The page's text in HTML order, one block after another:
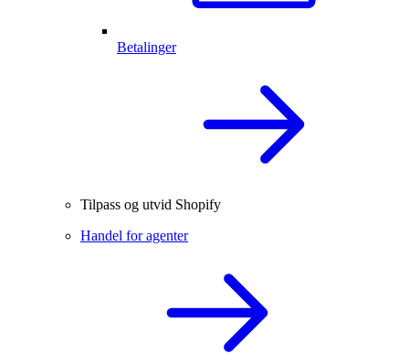
Betalinger
Tilpass og utvid Shopify
Handel for agenter